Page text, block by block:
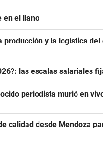
en el llano
y la logística
las escalas salariales
periodista murió en
calidad desde Mendoza